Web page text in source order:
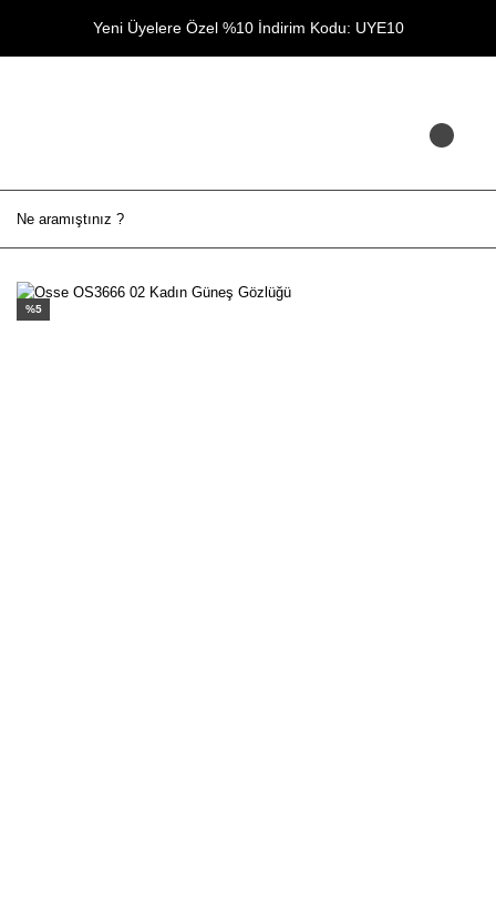
Yeni Üyelere Özel %10 İndirim Kodu: UYE10
%5